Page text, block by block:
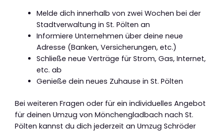
Melde dich innerhalb von zwei Wochen bei der
Stadtverwaltung in St. Pölten an
Informiere Unternehmen über deine neue
Adresse (Banken, Versicherungen, etc.)
Schließe neue Verträge für Strom, Gas, Internet,
etc. ab
Genieße dein neues Zuhause in St. Pölten
Bei weiteren Fragen oder für ein individuelles Angebot
für deinen Umzug von Mönchengladbach nach St.
Pölten kannst du dich jederzeit an Umzug Schröder